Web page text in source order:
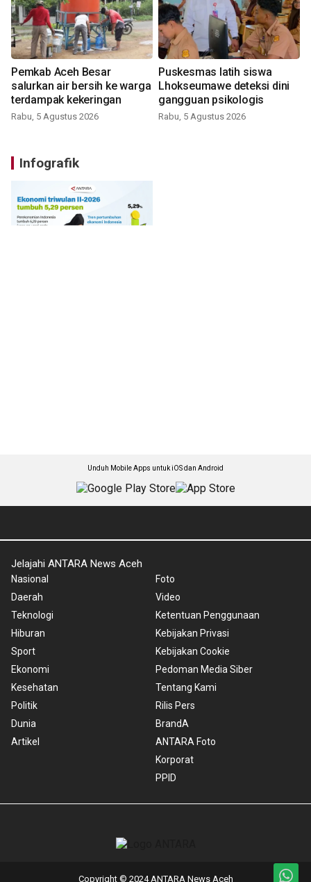
Pemkab Aceh Besar
salurkan air bersih ke warga
terdampak kekeringan
Rabu, 5 Agustus 2026
Puskesmas latih siswa
Lhokseumawe deteksi dini
gangguan psikologis
Rabu, 5 Agustus 2026
Infografik
Unduh Mobile Apps untuk iOS dan Android
Jelajahi ANTARA News Aceh
Nasional
Daerah
Teknologi
Hiburan
Sport
Ekonomi
Kesehatan
Politik
Dunia
Artikel
Foto
Video
Ketentuan Penggunaan
Kebijakan Privasi
Kebijakan Cookie
Pedoman Media Siber
Tentang Kami
Rilis Pers
BrandA
ANTARA Foto
Korporat
PPID
Copyright © 2024 ANTARA News Aceh